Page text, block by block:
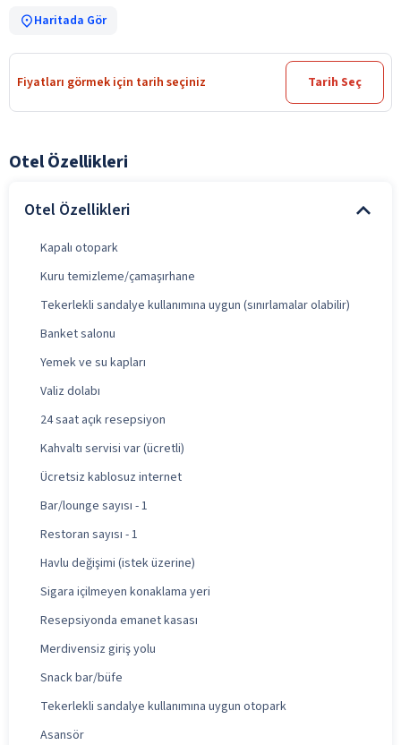
Haritada Gör
Fiyatları görmek için tarih seçiniz Tarih Seç
Otel Özellikleri
Otel Özellikleri
Kapalı otopark
Kuru temizleme/çamaşırhane
Tekerlekli sandalye kullanımına uygun (sınırlamalar olabilir)
Banket salonu
Yemek ve su kapları
Valiz dolabı
24 saat açık resepsiyon
Kahvaltı servisi var (ücretli)
Ücretsiz kablosuz internet
Bar/lounge sayısı - 1
Restoran sayısı - 1
Havlu değişimi (istek üzerine)
Sigara içilmeyen konaklama yeri
Resepsiyonda emanet kasası
Merdivensiz giriş yolu
Snack bar/büfe
Tekerlekli sandalye kullanımına uygun otopark
Asansör